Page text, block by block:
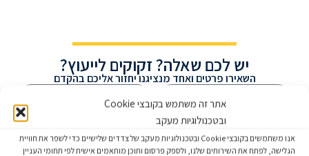
אתר זה משתמש בקובצי Cookie
ובטכנולוגיות מעקב
אנו משתמשים בקובצי Cookie ובטכנולוגיות מעקב של צדדים שלישיים כדי לשפר את חוויית
הגלישה, לפתח את השירותים שלנו, ולספק פרסום ותוכן מותאמים אישית לפי תחומי העניין
יש לכם שאלה? זקוקים לייעוץ?
השאירו פרטים ואחד מנציגנו יחזור אליכם בהקדם